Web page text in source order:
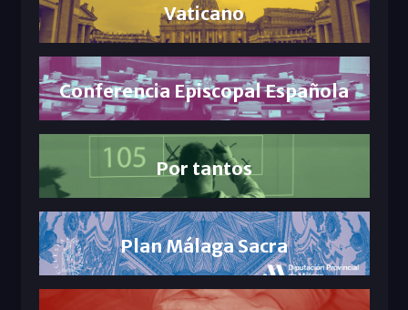
Vaticano
Conferencia Episcopal Española
Por tantos
Plan Málaga Sacra